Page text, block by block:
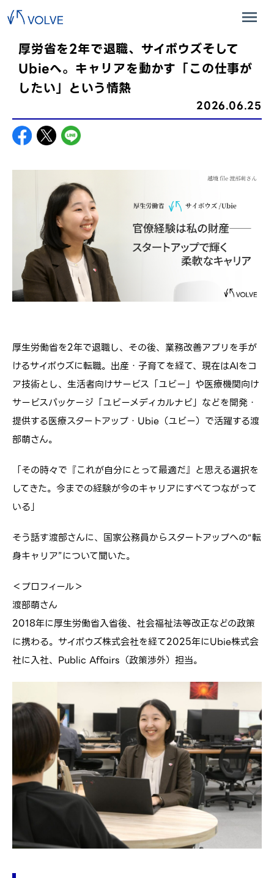
厚労省を2年で退職、サイボウズそして
Ubieへ。キャリアを動かす「この仕事が
したい」という情熱
2026.06.25
厚生労働省を2年で退職し、その後、業務改善アプリを手が
けるサイボウズに転職。出産・子育てを経て、現在はAIをコ
ア技術とし、生活者向けサービス「ユビー」や医療機関向け
サービスパッケージ「ユビーメディカルナビ」などを開発・
提供する医療スタートアップ・Ubie（ユビー）で活躍する渡
部萌さん。
「その時々で『これが自分にとって最適だ』と思える選択を
してきた。今までの経験が今のキャリアにすべてつながって
いる」
そう話す渡部さんに、国家公務員からスタートアップへの“転
身キャリア”について聞いた。
＜プロフィール＞
渡部萌さん
2018年に厚生労働省入省後、社会福祉法等改正などの政策
に携わる。サイボウズ株式会社を経て2025年にUbie株式会
社に入社、Public Affairs（政策渉外）担当。